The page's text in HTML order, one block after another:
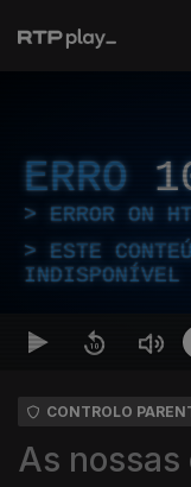
ERRO
ERROR ON
ESTE
INDISPONÍVEL
CONTROLO
As nossas